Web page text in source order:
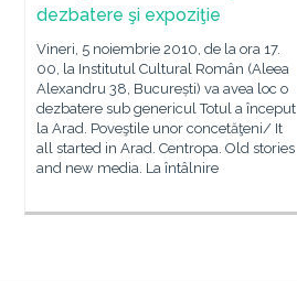
dezbatere şi expoziţie
Vineri, 5 noiembrie 2010, de la ora 17.
00, la Institutul Cultural Român (Aleea
Alexandru 38, București) va avea loc o
dezbatere sub genericul Totul a început
la Arad. Poveştile unor concetăţeni/ It
all started in Arad. Centropa. Old stories
and new media. La întâlnire